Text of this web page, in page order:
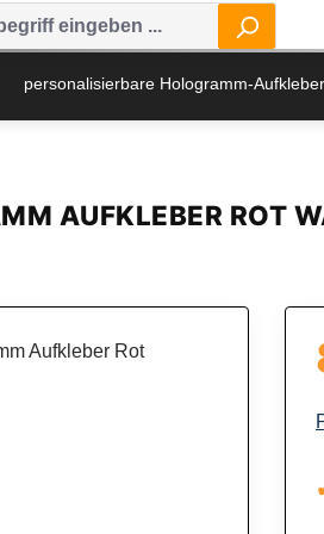
personalisierbare Hologramm-Aufkleber
AUFKLEBER ROT